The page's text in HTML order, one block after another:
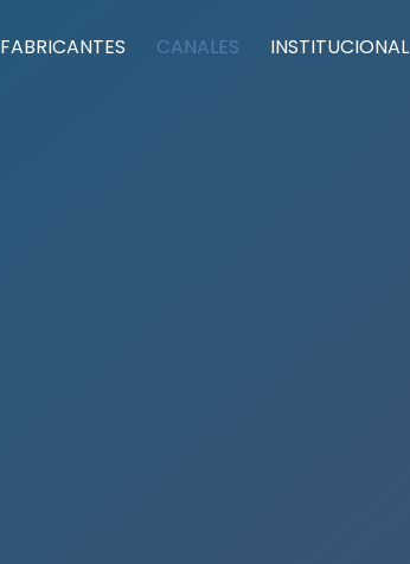
FABRICANTES CANALES INSTITUCIONAL